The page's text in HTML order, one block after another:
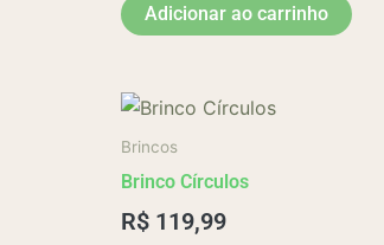
Adicionar ao carrinho
Brincos
Brinco Círculos
R$ 119,99